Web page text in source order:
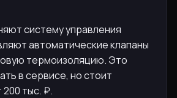
систему управления
автоматические клапаны
термоизоляцию. Это
в сервисе, но стоит
200 тыс. ₽.